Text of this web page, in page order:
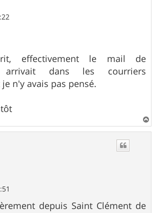
effectivement le mail de
arrivait dans les courriers
n'y avais pas pensé.
a
depuis Saint Clément de